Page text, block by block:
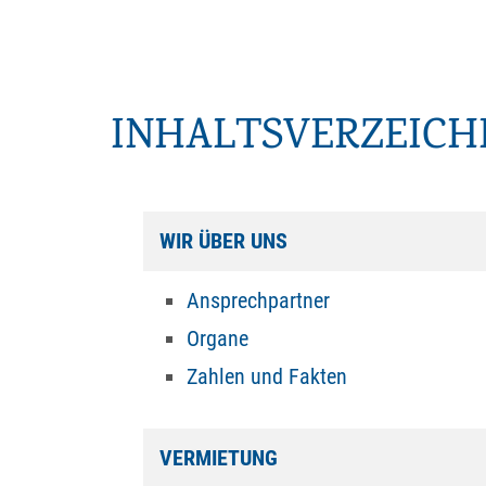
WIR ÜBER UNS
Ansprechpartner
Organe
Zahlen und Fakten
VERMIETUNG